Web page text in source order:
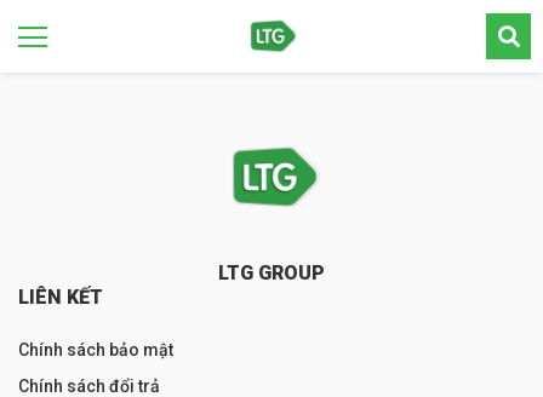
LTG GROUP
LIÊN KẾT
Chính sách bảo mật
Chính sách đổi trả